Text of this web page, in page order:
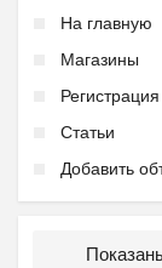
На главную
Магазины
Регистрация
Статьи
Добавить